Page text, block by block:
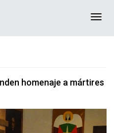
homenaje a mártires